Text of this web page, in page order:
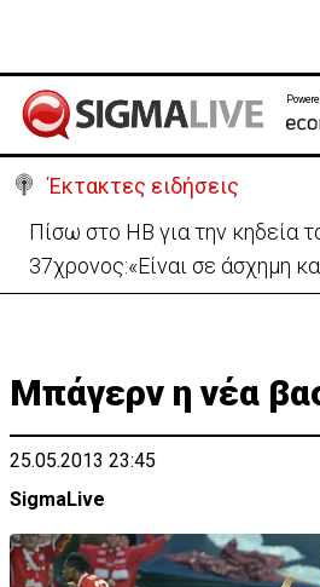
Έκτακτες ειδήσεις
Πίσω στο ΗΒ για την κηδεία
37χρονος:«Είναι σε άσχημη
Μπάγερν η νέα
25.05.2013 23:45
SigmaLive